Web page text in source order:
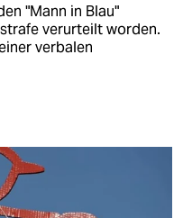
"Mann in Blau"
verurteilt worden.
verbalen